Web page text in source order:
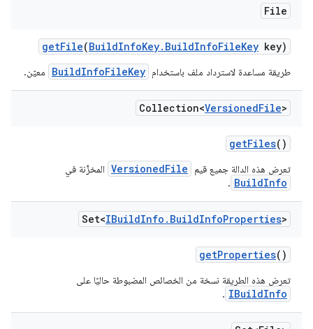
File
getFile(BuildInfoKey. BuildInfoFileKey key)
طريقة مساعدة لاسترداد ملف باستخدام BuildInfoFileKey معيّن.
Collection<VersionedFile>
getFiles()
تعرض هذه الدالة جميع قيم VersionedFile المخزَّنة في
BuildInfo
.
Set<IBuildInfo . BuildInfoProperties>
getProperties()
تعرض هذه الطريقة نسخة من الخصائص المضبوطة حاليًا على
IBuildInfo
.